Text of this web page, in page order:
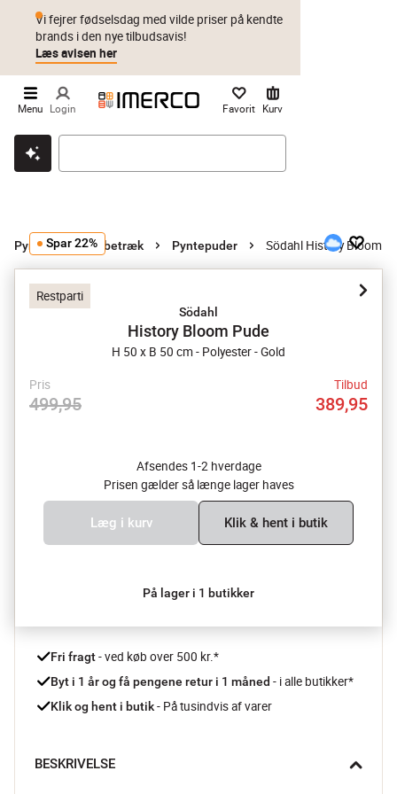
Klik & hent Byt i 1 år Prismatch
Vi fejrer fødselsdag med vilde priser på kendte
brands i den nye tilbudsavis!
Læs avisen her
Menu Login Favorit Kurv
Pyntepuder og -betræk Pyntepuder Södahl History Bloom
Restparti
Spar 22%
Södahl
History Bloom Pude
H 50 x B 50 cm - Polyester - Gold
Pris
499,95
Tilbud
389,95
Afsendes 1-2 hverdage
Prisen gælder så længe lager haves
Læg i kurv Klik & hent i butik
På lager i 1 butikker
Fri fragt - ved køb over 500 kr.*
Byt i 1 år og få pengene retur i 1 måned - i alle butikker*
Klik og hent i butik - På tusindvis af varer
BESKRIVELSE